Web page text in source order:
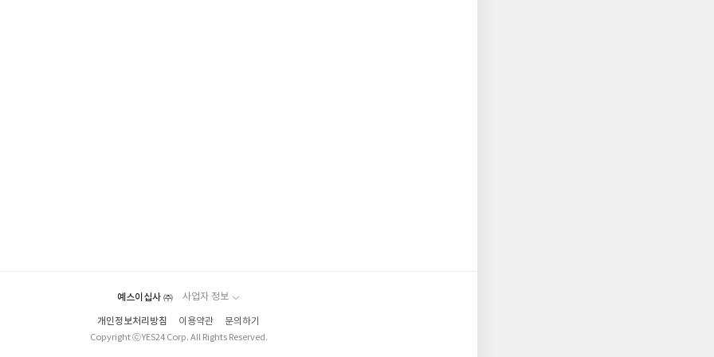
예스이십사 ㈜ 사업자 정보
개인정보처리방침 이용약관
문의하기
Copyright ⓒYES24 Corp. All Rights Reserved.